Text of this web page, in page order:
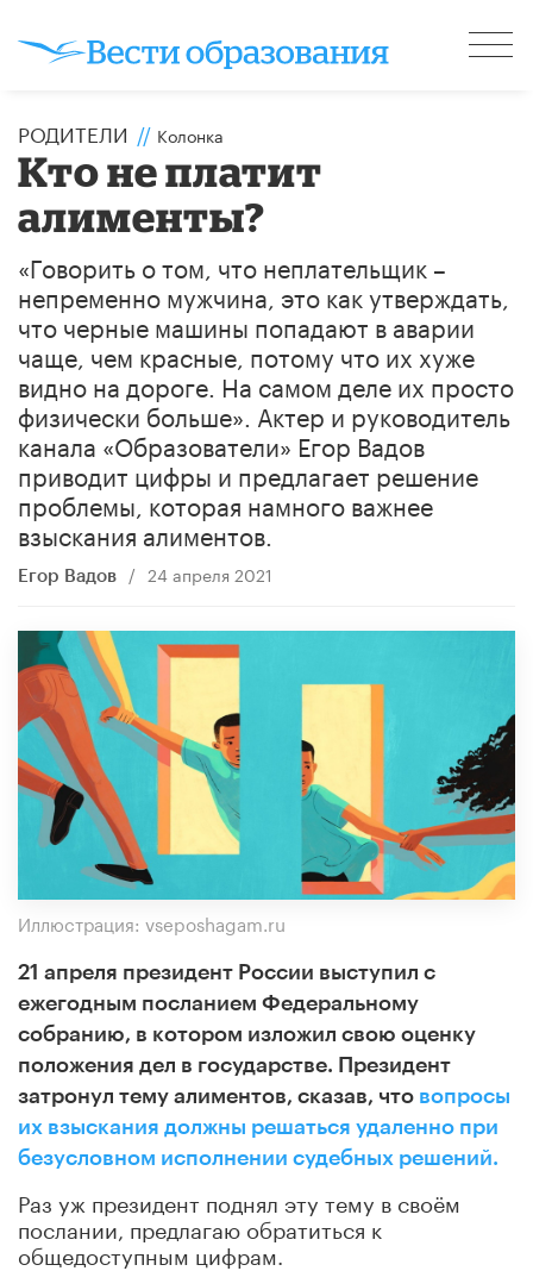
РОДИТЕЛИ // Колонка
Кто не платит
алименты?
«Говорить о том, что неплательщик –
непременно мужчина, это как утверждать,
что черные машины попадают в аварии
чаще, чем красные, потому что их хуже
видно на дороге. На самом деле их просто
физически больше». Актер и руководитель
канала «Образователи» Егор Вадов
приводит цифры и предлагает решение
проблемы, которая намного важнее
взыскания алиментов.
Егор Вадов / 24 апреля 2021
Иллюстрация: vseposhagam.ru
21 апреля президент России выступил с
ежегодным посланием Федеральному
собранию, в котором изложил свою оценку
положения дел в государстве. Президент
затронул тему алиментов, сказав, что вопросы
их взыскания должны решаться удаленно при
безусловном исполнении судебных решений.
Раз уж президент поднял эту тему в своём
послании, предлагаю обратиться к
общедоступным цифрам.